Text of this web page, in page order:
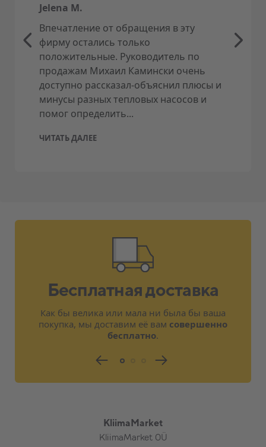
Jelena M.
Впечатление от обращения в эту
фирму остались только
положительные. Руководитель по
продажам Михаил Камински очень
доступно рассказал-объяснил плюсы и
минусы разных тепловых насосов и
помог определить...
ЧИТАТЬ ДАЛЕЕ
Бесплатная доставка
Как бы велика или мала ни была бы ваша
покупка, мы доставим её вам совершенно
бесплатно.
KliimaMarket
KliimaMarket OÜ